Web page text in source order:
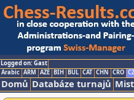
Logged on: Gast
Arabic ARM AZE BIH BUL CAT CHN CRO
Domů Databáze turnajů